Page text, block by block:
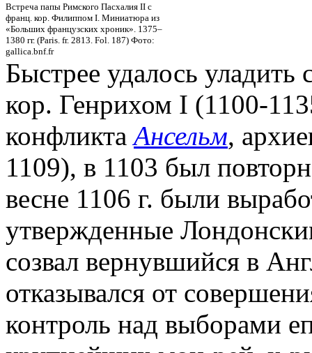
Встреча папы Римского Пасхалия II с
франц. кор. Филиппом I. Миниатюра из
«Больших французских хроник». 1375–
1380 гг. (Paris. fr. 2813. Fol. 187) Фото:
gallica.bnf.fr
Быстрее удалось уладить
кор. Генрихом I (1100-
конфликтаАнсельм,
1109), в 1103 был
весне 1106 г. были
утвержденные
созвал вернувшийся в
отказывался от
контроль над выборами